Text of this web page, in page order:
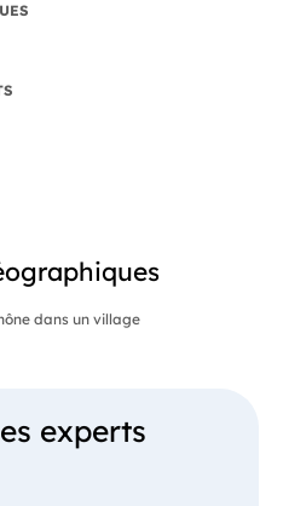
dans un village
experts